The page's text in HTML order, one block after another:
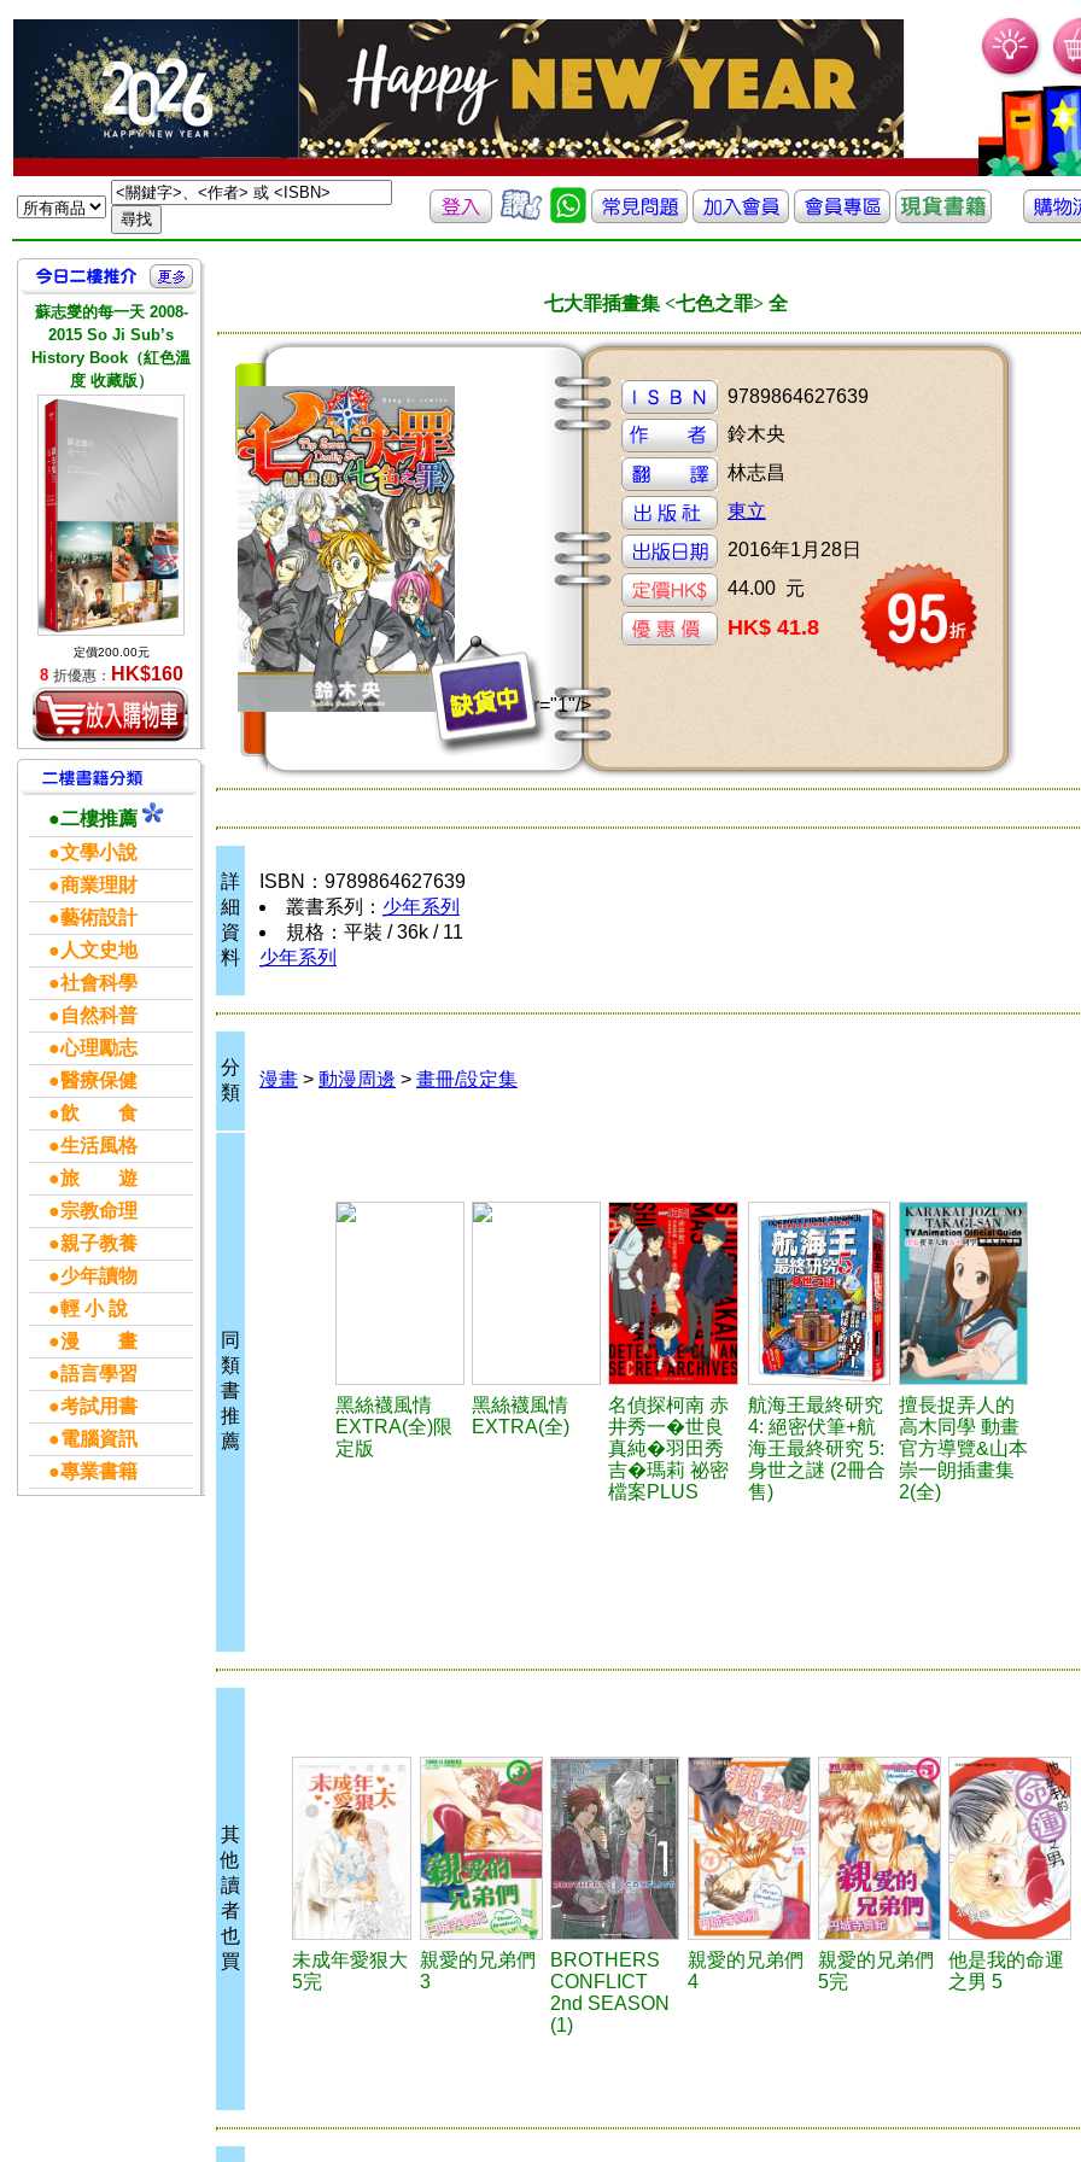
蘇志燮的每一天 2008-
2015 So Ji Sub’s
History Book（紅色溫
度 收藏版）
定價200.00元
8 折優惠： HK$160
●二樓推薦
●文學小說
●商業理財
●藝術設計
●人文史地
●社會科學
●自然科普
●心理勵志
●醫療保健
●飲 食
●生活風格
●旅 遊
●宗教命理
●親子教養
●少年讀物
●輕 小 說
●漫 畫
●語言學習
●考試用書
●電腦資訊
●專業書籍
七大罪插畫集 <七色之罪> 全
全 border="1"/>
9789864627639
鈴木央
林志昌
東立
2016年1月28日
44.00 元
HK$ 41.8
詳
細
資
料
ISBN：9789864627639
叢書系列： 少年系列
規格：平裝 / 36k / 11
少年系列
分
類
漫畫 > 動漫周邊 > 畫冊/設定集
同
類
書
推
薦
黑絲襪風情
EXTRA(全)限
定版
黑絲襪風情
EXTRA(全)
名偵探柯南 赤
井秀一�世良
真純�羽田秀
吉�瑪莉 祕密
檔案PLUS
航海王最終研究
4: 絕密伏筆+航
海王最終研究 5:
身世之謎 (2冊合
售)
擅長捉弄人的
高木同學 動畫
官方導覽&山本
崇一朗插畫集
2(全)
其
他
讀
者
也
買
未成年愛狠大
5完
親愛的兄弟們
3
BROTHERS
CONFLICT
2nd SEASON
(1)
親愛的兄弟們
4
親愛的兄弟們
5完
他是我的命運
之男 5